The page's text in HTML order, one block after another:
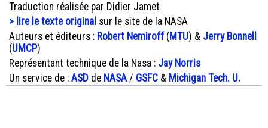
Traduction réalisée par Didier Jamet
> lire le texte original sur le site de la NASA
Auteurs et éditeurs : Robert Nemiroff( MTU) & Jerry Bonnell
(UMCP)
Représentant technique de la Nasa : Jay Norris
Un service de : ASD de NASA/ GSFC & Michigan Tech. U.